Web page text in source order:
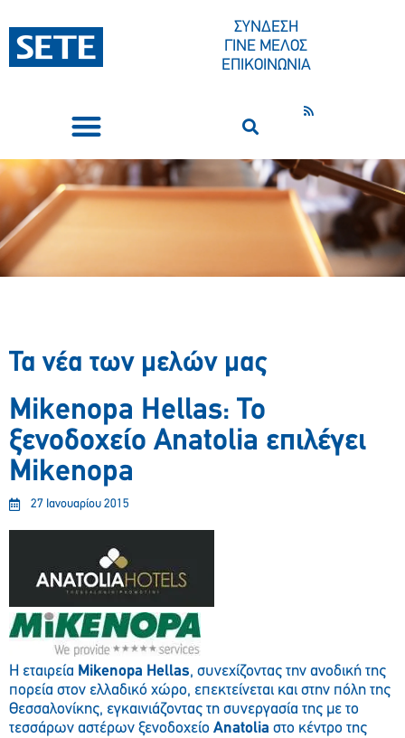
ΣΥΝΔΕΣΗ
ΓΙΝΕ ΜΕΛΟΣ
ΕΠΙΚΟΙΝΩΝΙΑ
Τα νέα των μελών μας
Mikenopa Hellas: Το
ξενοδοχείο Anatolia επιλέγει
Mikenopa
27 Ιανουαρίου 2015
Η εταιρεία Mikenopa Hellas, συνεχίζοντας την ανοδική της
πορεία στον ελλαδικό χώρο, επεκτείνεται και στην πόλη της
Θεσσαλονίκης, εγκαινιάζοντας τη συνεργασία της με το
τεσσάρων αστέρων ξενοδοχείο Anatolia στο κέντρο της